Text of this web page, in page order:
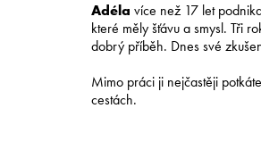
Adéla více než 17 let
které měly šťávu a smysl. Tři
dobrý příběh. Dnes své
Mimo práci ji nejčastěji
cestách.